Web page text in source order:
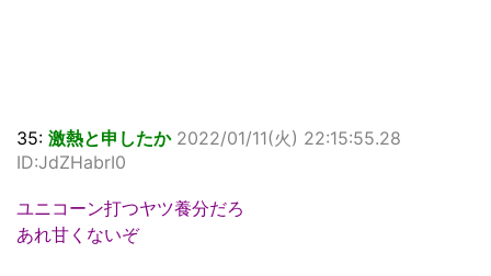
35: 激熱と申したか 2022/01/11(火) 22:15:55.28
ID:JdZHabrI0
ユニコーン打つヤツ養分だろ
あれ甘くないぞ